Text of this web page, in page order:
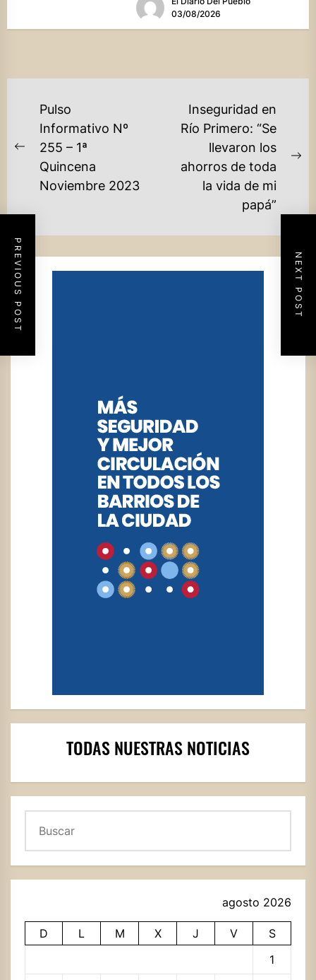
PREVIOUS POST NEXT POST
03/08/2026
NAVEGACIÓN
ENTRADAS
Previous
post:
Pulso
Informativo Nº
255 – 1ª
Quincena
Noviembre 2023
Inseguridad en
Río Primero: “Se
llevaron los
ahorros de toda
la vida de mi
papá”
TODAS NUESTRAS NOTICIAS
agosto 2026
D L M X J V
S
1